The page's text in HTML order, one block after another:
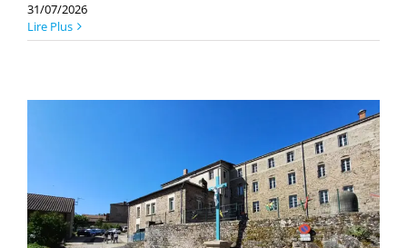
31/07/2026
Lire Plus